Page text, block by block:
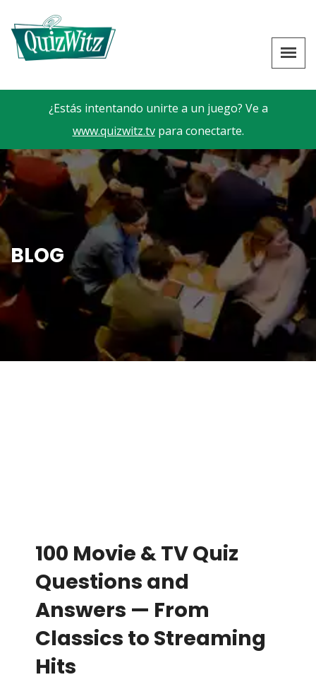
¿Estás intentando unirte a un juego? Ve a
www.quizwitz.tvpara conectarte.
BLOG
100 Movie & TV Quiz
Questions and
Answers — From
Classics to Streaming
Hits